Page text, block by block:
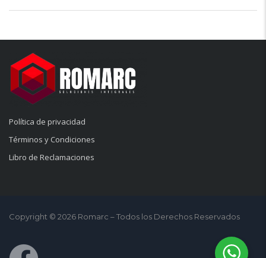
Política de privacidad
Términos y Condiciones
Libro de Reclamaciones
Copyright © 2026 Romarc – Todos los Derechos Reservados